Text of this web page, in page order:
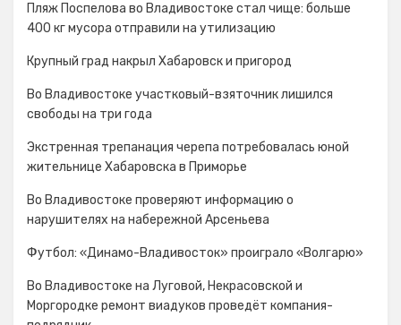
Пляж Поспелова во Владивостоке стал чище: больше
400 кг мусора отправили на утилизацию
Крупный град накрыл Хабаровск и пригород
Во Владивостоке участковый-взяточник лишился
свободы на три года
Экстренная трепанация черепа потребовалась юной
жительнице Хабаровска в Приморье
Во Владивостоке проверяют информацию о
нарушителях на набережной Арсеньева
Футбол: «Динамо-Владивосток» проиграло «Волгарю»
Во Владивостоке на Луговой, Некрасовской и
Моргородке ремонт виадуков проведёт компания-